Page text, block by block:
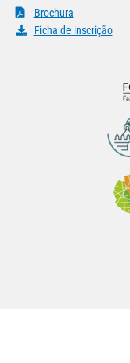
Brochura
Ficha de inscrição